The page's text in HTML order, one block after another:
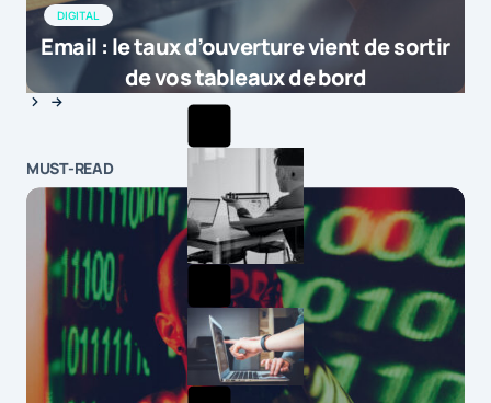
DIGITAL
Email : le taux d’ouverture vient de sortir
de vos tableaux de bord
MUST-READ